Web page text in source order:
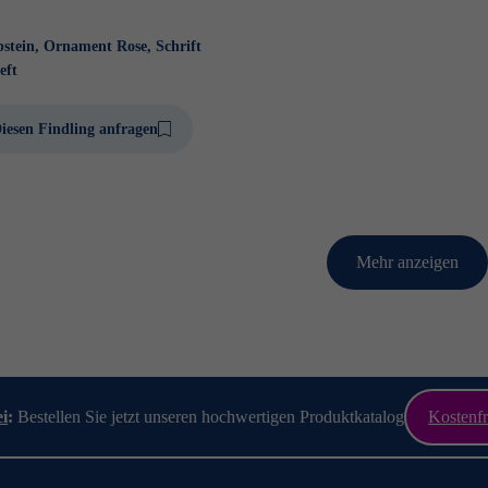
Ornament Rose, Schrift
Findling anfragen
Mehr anzeigen
: Bestellen Sie jetzt unseren hochwertigen Produktkatalog